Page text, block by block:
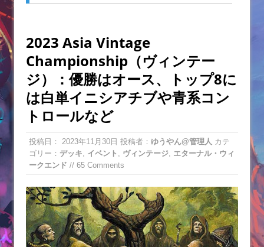
2023 Asia Vintage
Championship（ヴィンテー
ジ）：優勝はオース、トップ8に
は白単イニシアチブや青系コン
トロールなど
投稿日： 2023年11月30日 投稿者： ゆうやん@管理人 カテ
ゴリー： デッキ イベント ヴィンテージ エターナル・ウィ
ークエンド // 65 Comments